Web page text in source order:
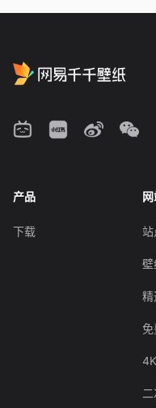
产品
下载 站
壁
精
免
4K